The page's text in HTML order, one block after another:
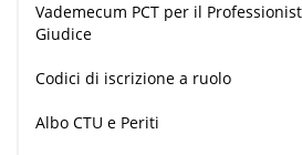
Vademecum PCT per il
Giudice
Codici di iscrizione a ruolo
Albo CTU e Periti